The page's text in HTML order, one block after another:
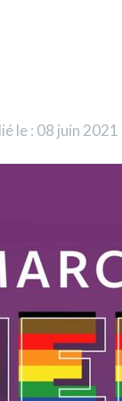
le : 08 juin 2021